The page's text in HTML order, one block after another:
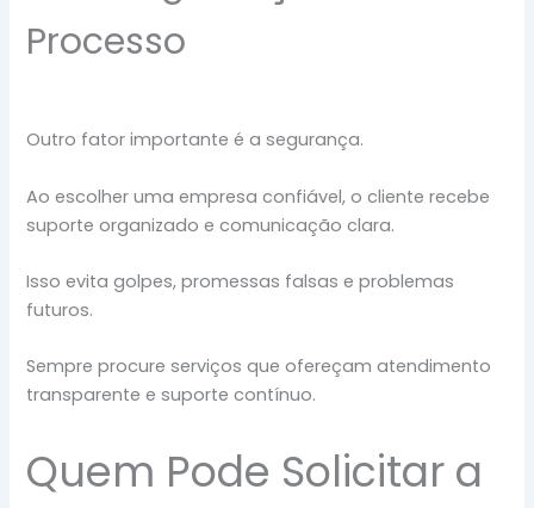
Processo
Outro fator importante é a segurança.
Ao escolher uma empresa confiável, o cliente recebe
suporte organizado e comunicação clara.
Isso evita golpes, promessas falsas e problemas
futuros.
Sempre procure serviços que ofereçam atendimento
transparente e suporte contínuo.
Quem Pode Solicitar a